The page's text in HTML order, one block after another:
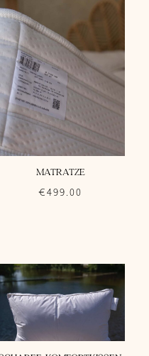
MATRATZE
€499.00